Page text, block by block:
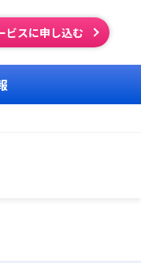
ビスに申し込む